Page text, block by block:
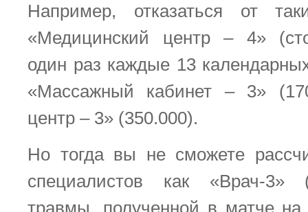
Например, отказаться от
«Медицинский центр – 4»
один раз каждые 13
«Массажный кабинет – 3»
центр – 3» (350.000).
Но тогда вы не сможете
специалистов как «Врач-3»
травмы, полученной в матче на